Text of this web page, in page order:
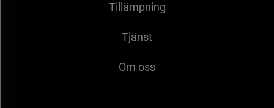
Tillämpning
Tjänst
Om oss